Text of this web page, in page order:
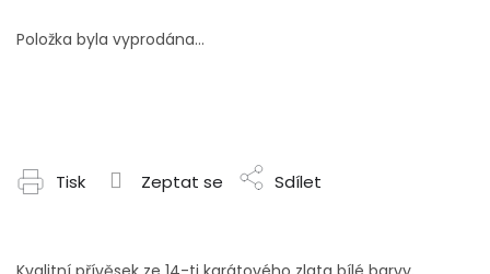
cena:
Položka byla vyprodána…
Tisk Zeptat se Sdílet